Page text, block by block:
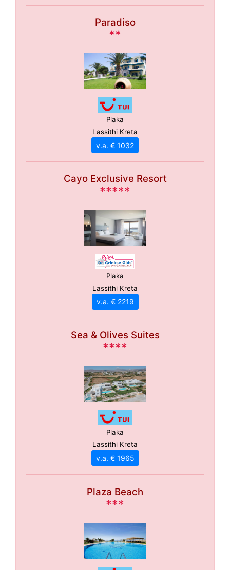
Paradiso
**
Plaka
Lassithi Kreta
v.a. € 1032
Cayo Exclusive Resort
*****
Plaka
Lassithi Kreta
v.a. € 2219
Sea & Olives Suites
****
Plaka
Lassithi Kreta
v.a. € 1965
Plaza Beach
***